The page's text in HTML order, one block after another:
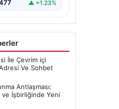
▲ +1.23%
İle Çevrim içi
Ve Sohbet
Antlaşması:
İşbirliğinde Yeni